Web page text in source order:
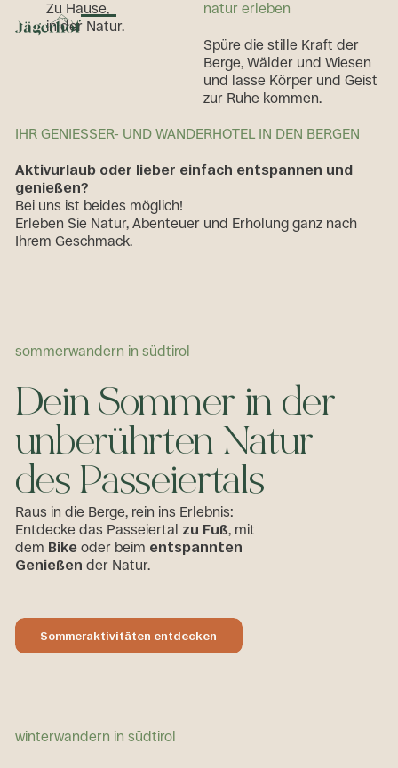
Toggle menu
Zu Hause,
inder Natur.
natur erleben
Spüre die stille Kraft der
Berge, Wälder und Wiesen
und lasse Körper und Geist
zur Ruhe kommen.
IHR GENIESSER- UND WANDERHOTEL IN DEN BERGEN
Aktivurlaub oder lieber einfach entspannen und
genießen?
Bei uns ist beides möglich!
Erleben Sie Natur, Abenteuer und Erholung ganz nach
Ihrem Geschmack.
sommerwandern in südtirol
Dein Sommer in der
unberührten Natur
des Passeiertals
Raus in die Berge, rein ins Erlebnis:
Entdecke das Passeiertal zu Fuß, mit
dem Bikeoder beim entspannten
Genießen der Natur.
Sommeraktivitäten entdecken
Sommeraktivitäten entdecken
winterwandern in südtirol